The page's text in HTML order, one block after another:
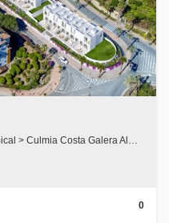
ID#: 212560 | Almuñécar > Costa Tropical > Culmia Costa Galera Almunecar
0